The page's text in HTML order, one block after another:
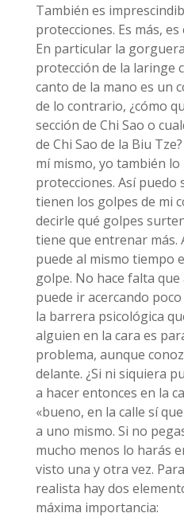
También es
protecciones. Es más,
En particular la
protección de la laringe
canto de la mano es un
de lo contrario, ¿cómo
sección de Chi Sao o
de Chi Sao de la Biu
mí mismo, yo también lo
protecciones. Así puedo
tienen los golpes de mi
decirle qué golpes
tiene que entrenar más.
puede al mismo tiempo
golpe. No hace falta
puede ir acercando
la barrera psicológica
alguien en la cara es
problema, aunque
delante. ¿Si ni siquiera
a hacer entonces en la
«bueno, en la calle sí
a uno mismo. Si no
mucho menos lo harás
visto una y otra vez.
realista hay dos
máxima importancia: